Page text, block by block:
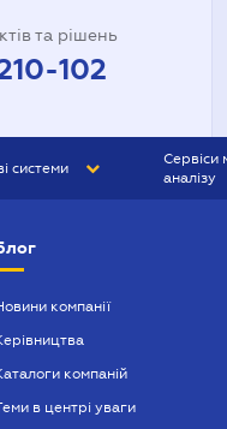
та рішень
102
системи
Сервіси
аналізу
компанії
компаній
в центрі уваги